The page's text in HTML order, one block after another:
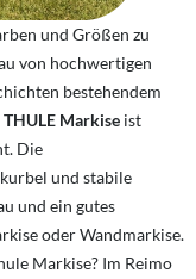
und Größen zu
von hochwertigen
bestehendem
THULE Markise ist
Die
und stabile
und ein gutes
oder Wandmarkise.
Markise? Im Reimo